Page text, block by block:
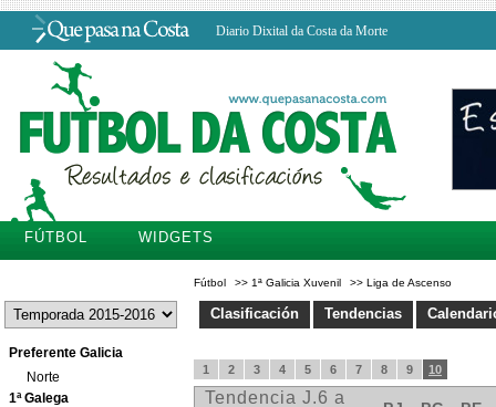
Diario Dixital da Costa da Morte
FÚTBOL WIDGETS
Preferente Galicia
Norte
1ª Galega
Fútbol >> 1ª Galicia Xuvenil >> Liga de Ascenso
Clasificación Tendencias